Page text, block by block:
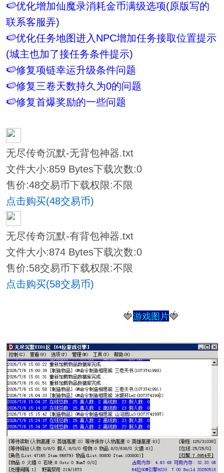
🍉优化增加仙魔录消耗金币满级选项(原版写的
联系客服弄)
🍉优化任务地图进入NPC增加任务接取位置提示
(城主也加了接任务条件提示)
🍉修复项链幸运升级条件问题
🍉修复三卷天数持久为0的问题
🍉修复首爆奖励的一些问题
无尽传奇沉默-无背包神器.txt
文件大小:859 Bytes下载次数:0
售价:48交易币下载权限:不限
点击购买(48交易币)
无尽传奇沉默-有背包神器.txt
文件大小:874 Bytes下载次数:0
售价:58交易币下载权限:不限
点击购买(58交易币)
🍓游戏图片🍓